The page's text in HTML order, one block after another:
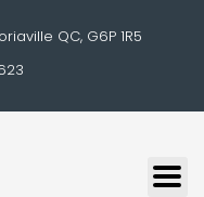
QC, G6P 1R5